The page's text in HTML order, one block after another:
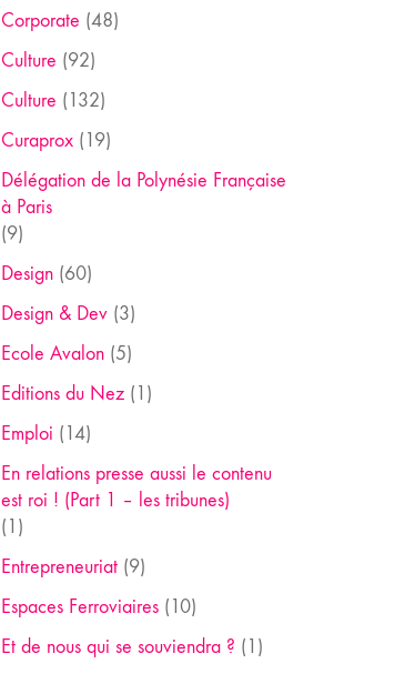
Corporate (48)
Culture (92)
Culture (132)
Curaprox(19)
Délégation de la Polynésie Française
à Paris
(9)
Design(60)
Design & Dev(3)
Ecole Avalon(5)
Editions du Nez(1)
Emploi (14)
En relations presse aussi le contenu
est roi ! (Part 1 – les tribunes)
(1)
Entrepreneuriat(9)
Espaces Ferroviaires(10)
Et de nous qui se souviendra ? (1)